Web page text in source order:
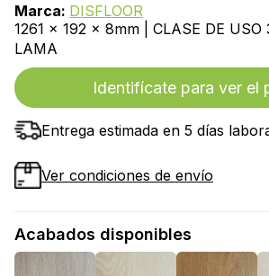
Marca: DISFLOOR
1261 x 192 x 8mm | CLASE DE USO
LAMA
Identifícate para ver el
Entrega estimada en 5 días
Ver condiciones de envío
Acabados disponibles